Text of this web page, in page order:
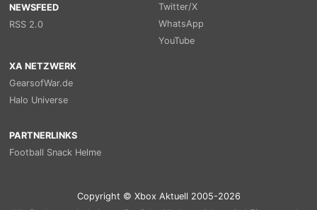
NEWSFEED
RSS 2.0
Twitter/X
WhatsApp
YouTube
XA NETZWERK
GearsofWar.de
Halo Universe
PARTNERLINKS
Football Snack Helme
Copyright © Xbox Aktuell 2005-2026